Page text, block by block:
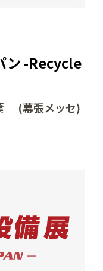
ン -Recycle
(幕張メッセ)